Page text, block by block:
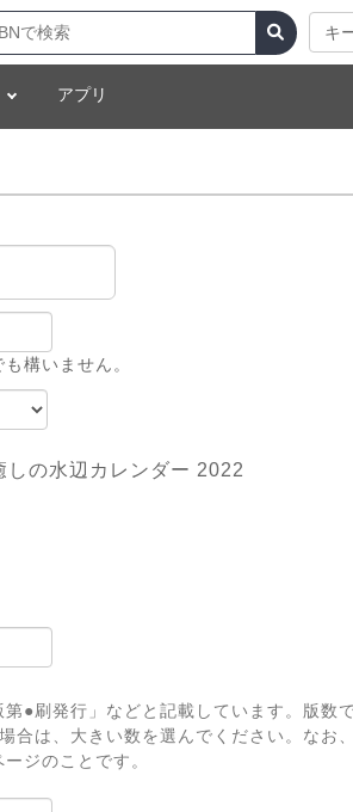
キ
アプリ
構いません。
しの水辺カレンダー 2022
●刷発行」などと記載しています。版数
合は、大きい数を選んでください。なお
ジのことです。